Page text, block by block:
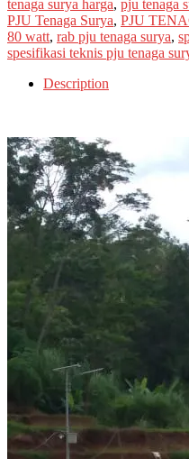
tenaga surya harga, pju tenaga
PJU Tenaga Surya, PJU
80 watt, rab pju tenaga surya,
spesifikasi teknis pju tenaga
Description